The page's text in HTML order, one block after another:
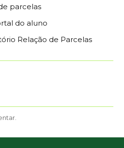
parcelas
do aluno
Relação de Parcelas